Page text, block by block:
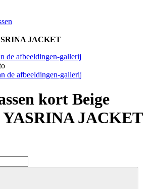
JACKET
de afbeeldingen-gallerij
de afbeeldingen-gallerij
kort Beige
YASRINA JACKET